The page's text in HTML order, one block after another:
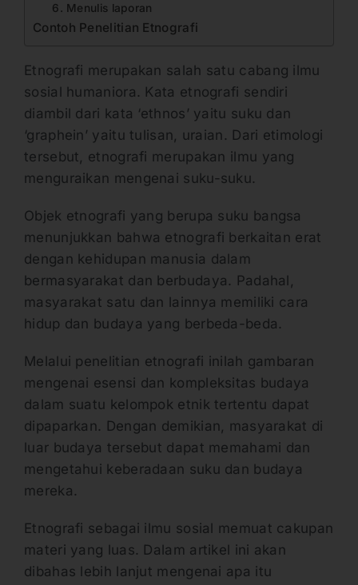
6. Menulis laporan
Contoh Penelitian Etnografi
Etnografi merupakan salah satu cabang ilmu
sosial humaniora. Kata etnografi sendiri
diambil dari kata ‘ethnos’ yaitu suku dan
‘graphein’ yaitu tulisan, uraian. Dari etimologi
tersebut, etnografi merupakan ilmu yang
menguraikan mengenai suku-suku.
Objek etnografi yang berupa suku bangsa
menunjukkan bahwa etnografi berkaitan erat
dengan kehidupan manusia dalam
bermasyarakat dan berbudaya. Padahal,
masyarakat satu dan lainnya memiliki cara
hidup dan budaya yang berbeda-beda.
Melalui penelitian etnografi inilah gambaran
mengenai esensi dan kompleksitas budaya
dalam suatu kelompok etnik tertentu dapat
dipaparkan. Dengan demikian, masyarakat di
luar budaya tersebut dapat memahami dan
mengetahui keberadaan suku dan budaya
mereka.
Etnografi sebagai ilmu sosial memuat cakupan
materi yang luas. Dalam artikel ini akan
dibahas lebih lanjut mengenai apa itu